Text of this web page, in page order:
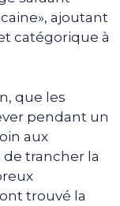
ajoutant
catégorique à
que les
pendant un
aux
trancher la
trouvé la